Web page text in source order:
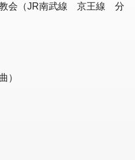
会（JR南武線 京王線 分
）
デ